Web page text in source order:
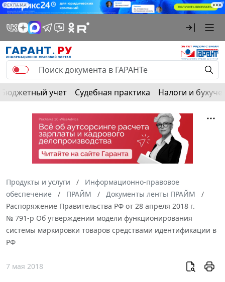
РЕКЛАМА
Бюджетный учет Судебная практика Налоги и
Продукты и услуги
Информационно-правовое
обеспечение
ПРАЙМ
Документы ленты ПРАЙМ
Распоряжение Правительства РФ от 28 апреля 2018 г.
№ 791-р Об утверждении модели функционирования
системы маркировки товаров средствами идентификации в
РФ
7 мая 2018